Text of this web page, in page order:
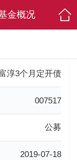
金概况
淳3个月定开债
007517
公募
2019-07-18